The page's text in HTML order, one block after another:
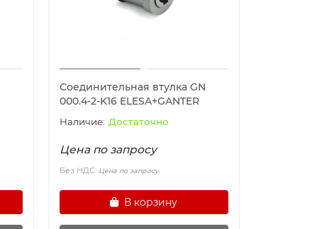
Соединительная втулка GN
000.4-2-K16 ELESA+GANTER
Достаточно
Цена по запросу
Без НДС: Цена по запросу
В корзину